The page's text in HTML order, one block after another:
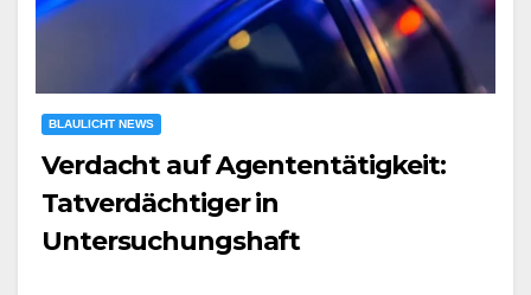
BLAULICHT NEWS
Verdacht auf Agententätigkeit:
Tatverdächtiger in
Untersuchungshaft